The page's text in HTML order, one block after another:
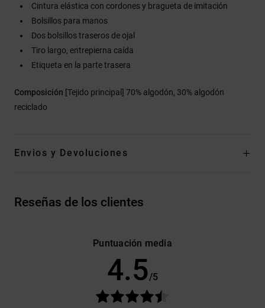
Cintura elástica con cordones y bragueta de imitación
Bolsillos para manos
Dos bolsillos traseros de ojal
Tiro largo, entrepierna caída
Etiqueta en la parte trasera
Composición [Tejido principal] 70% algodón, 30% algodón
reciclado
Envios y Devoluciones
Reseñas de los clientes
Puntuación media
4.5/5